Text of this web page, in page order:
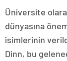
Üniversite
dünyasına
isimlerinin
Dinn, bu